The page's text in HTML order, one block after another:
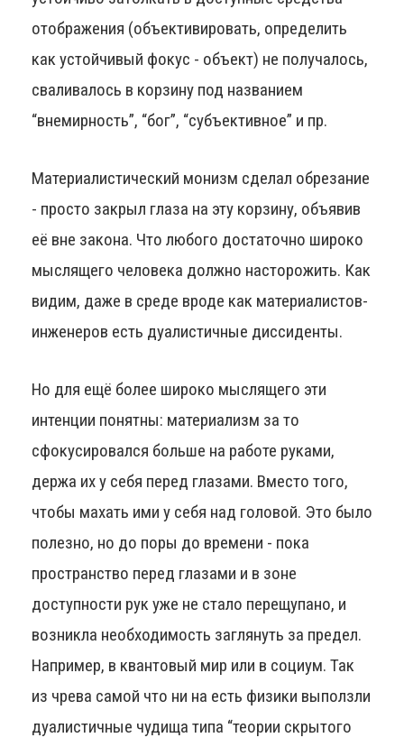
отображения (объективировать, определить
как устойчивый фокус - объект) не получалось,
сваливалось в корзину под названием
“внемирность”, “бог”, “субъективное” и пр.
Материалистический монизм сделал обрезание
- просто закрыл глаза на эту корзину, объявив
её вне закона. Что любого достаточно широко
мыслящего человека должно насторожить. Как
видим, даже в среде вроде как материалистов-
инженеров есть дуалистичные диссиденты.
Но для ещё более широко мыслящего эти
интенции понятны: материализм за то
сфокусировался больше на работе руками,
держа их у себя перед глазами. Вместо того,
чтобы махать ими у себя над головой. Это было
полезно, но до поры до времени - пока
пространство перед глазами и в зоне
доступности рук уже не стало перещупано, и
возникла необходимость заглянуть за предел.
Например, в квантовый мир или в социум. Так
из чрева самой что ни на есть физики выползли
дуалистичные чудища типа “теории скрытого